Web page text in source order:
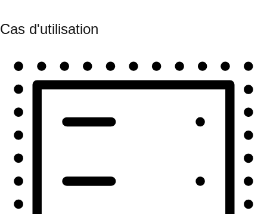
Cas d'utilisation